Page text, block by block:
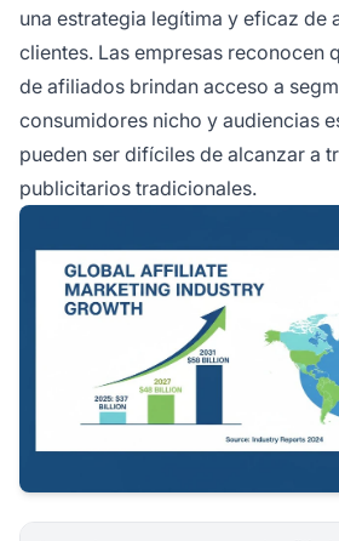
una estrategia legítima y eficaz de
clientes. Las empresas reconocen
de afiliados brindan acceso a
consumidores nicho y audiencias
pueden ser difíciles de alcanzar a
publicitarios tradicionales.